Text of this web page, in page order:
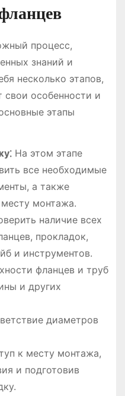
процесс,
знаний и
несколько этапов,
особенности и
этапы
На этом этапе
все необходимые
а также
монтажа.
наличие всех
прокладок,
и инструментов.
фланцев и труб
и других
диаметров
к месту монтажа,
и подготовив